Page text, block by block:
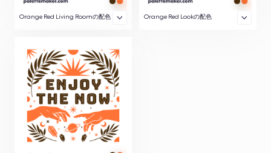
Orange Red Living Roomの配色 Orange Red Lookの配色